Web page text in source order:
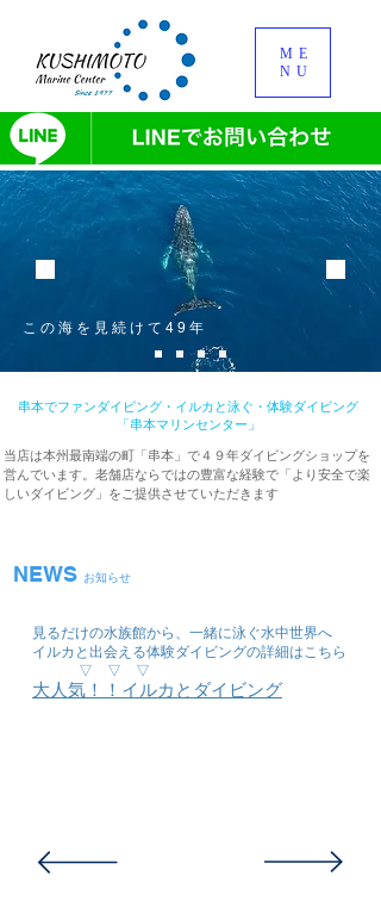
ME
NU
​この海を見続けて49年
串本でファンダイビング・イルカと泳ぐ・体験ダイビング
「串本マリンセンター」
当店は本州最南端の町「串本」で４９年ダイビングショップを
営んでいます。 老舗店ならではの豊富な経験で「より安全で楽
しいダイビング」をご提供させていただきます
NEWS お知らせ
見るだけの水族館から、一緒に泳ぐ水中世界へ
イルカと出会える体験ダイビングの詳細はこちら
​ ▽ ▽ ▽​
大人気！！イルカとダイビング